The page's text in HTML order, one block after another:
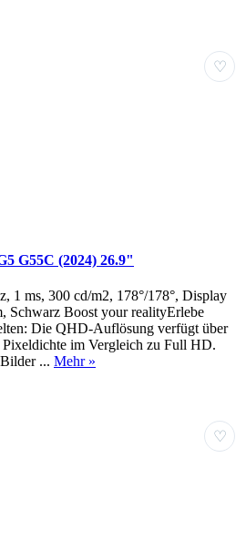
♡
G55C (2024) 26.9"
1 ms, 300 cd/m2, 178°/178°, Display
Schwarz Boost your realityErlebe
Die QHD-Auflösung verfügt über
Pixeldichte im Vergleich zu Full HD.
... Mehr »
♡